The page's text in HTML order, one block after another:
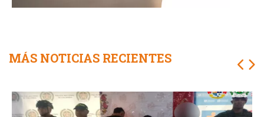
MÁS NOTICIAS RECIENTES